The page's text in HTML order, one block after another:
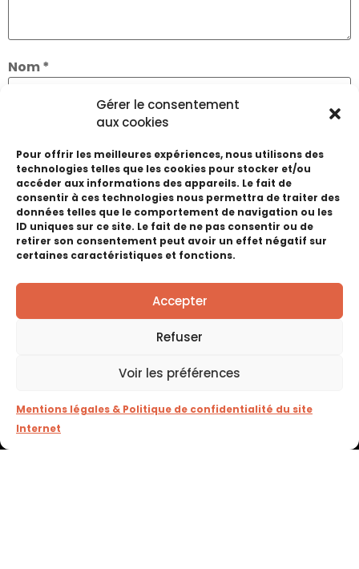
Gérer le consentement
aux cookies
Pour offrir les meilleures expériences, nous utilisons des
technologies telles que les cookies pour stocker et/ou
accéder aux informations des appareils. Le fait de
consentir à ces technologies nous permettra de traiter des
données telles que le comportement de navigation ou les
ID uniques sur ce site. Le fait de ne pas consentir ou de
retirer son consentement peut avoir un effet négatif sur
certaines caractéristiques et fonctions.
Accepter
Refuser
Voir les préférences
Mentions légales & Politique de confidentialité du site
Internet
Nom*
Site web
dans le navigateur pour mon prochain
Haute Foire de Pontarlier